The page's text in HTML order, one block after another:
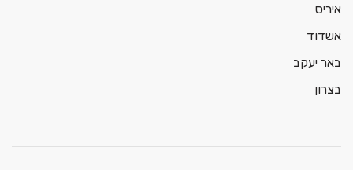
איריס
אשדוד
באר יעקב
בצרון